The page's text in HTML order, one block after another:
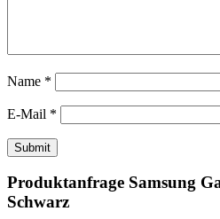
Name *
E-Mail *
Produktanfrage Samsung
Schwarz